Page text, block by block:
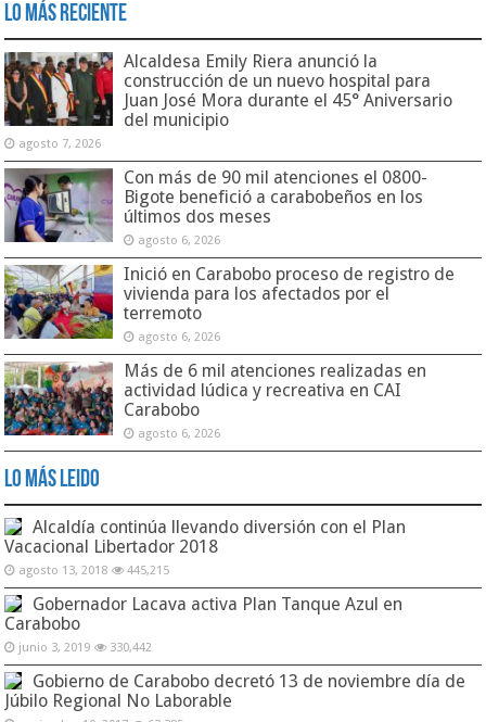
Lo Más Reciente
Alcaldesa Emily Riera anunció la
construcción de un nuevo hospital para
Juan José Mora durante el 45° Aniversario
del municipio
agosto 7, 2026
Con más de 90 mil atenciones el 0800-
Bigote benefició a carabobeños en los
últimos dos meses
agosto 6, 2026
Inició en Carabobo proceso de registro de
vivienda para los afectados por el
terremoto
agosto 6, 2026
Más de 6 mil atenciones realizadas en
actividad lúdica y recreativa en CAI
Carabobo
agosto 6, 2026
Lo Más Leido
Alcaldía continúa llevando diversión con el Plan
Vacacional Libertador 2018
agosto 13, 2018 445,215
Gobernador Lacava activa Plan Tanque Azul en
Carabobo
junio 3, 2019 330,442
Gobierno de Carabobo decretó 13 de noviembre día de
Júbilo Regional No Laborable